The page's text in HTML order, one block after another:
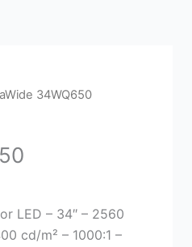
34WQ650
LED – 34″ – 2560
cd/m² – 1000:1 –